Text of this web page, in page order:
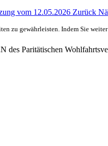
vom 12.05.2026 Zurück
zu gewährleisten. Indem Sie
des Paritätischen